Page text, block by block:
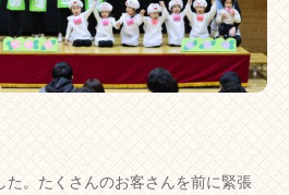
た。たくさんのお客さんを前に緊張